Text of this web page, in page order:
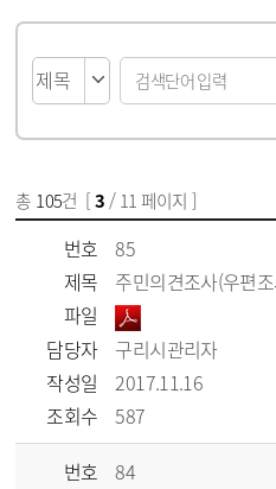
총 105건 [3 / 11 페이지 ]
번호
85
제목
주민의견조사(우편
파일
담당자
구리시관리자
작성일
2017.11.16
조회수
587
번호
84